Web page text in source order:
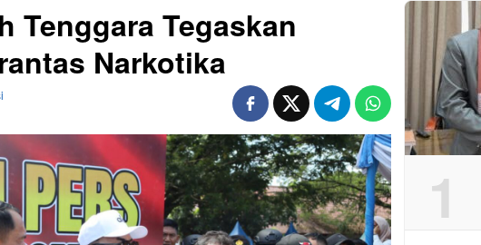
Tenggara Tegaskan
Narkotika
1